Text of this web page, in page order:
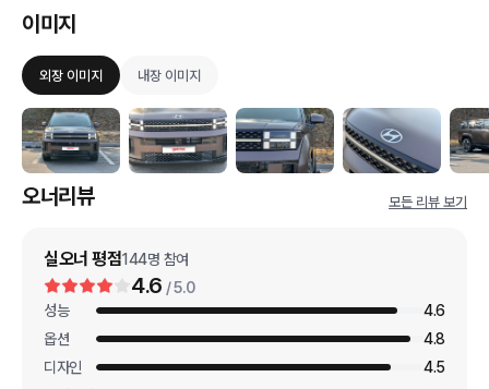
이미지
외장 이미지 내장 이미지
오너리뷰 모든 리뷰 보기
실오너 평점144명 참여
4.6 / 5.0
성능
4.6
옵션
4.8
디자인
4.5